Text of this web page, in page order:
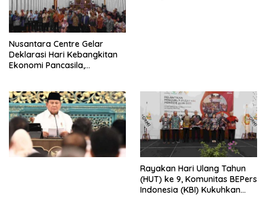
Nusantara Centre Gelar
Deklarasi Hari Kebangkitan
Ekonomi Pancasila,
Penjajahan (Pergolakan
Ekonomi Politik Indonesia) &
Simposium Nasional “Urgensi
Undang-Undang
Perekonomian Nasional dan
Kesejahteraan Sosial dalam
Rayakan Hari Ulang Tahun
(HUT) ke 9, Komunitas BEPers
Indonesia (KBI) Kukuhkan